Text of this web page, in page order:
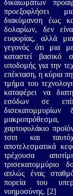
δικαιωμάτων
προεξοφλήσει
διακύμανση έως
δολαρίων, δεν
ευφορίας, αλλά
γεγονός ότι μια
καταστεί βασικό
υποδομής για την
επέκταση, η κύρια
τμήμα του
καταφέρει να
εσόδων σε
χαρτοφυλάκιο
τσιπ και
αποτελεσματικά
τρέχουσα
τρισεκατομμύριο
απλώς ένας
πορεία του
νοημοσύνης. [2]